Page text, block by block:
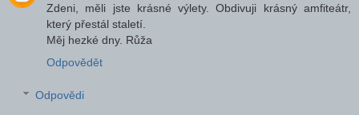
Zdeni, měli jste krásné výlety. Obdivuji krásný amfiteátr,
který přestál staletí.
Měj hezké dny. Růža
Odpovědět
Odpovědi